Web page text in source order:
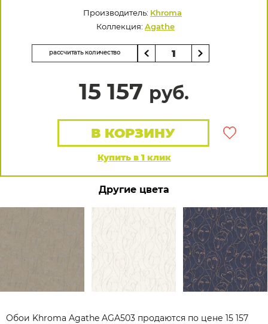
Производитель: Khroma
Коллекция: Agathe
рассчитать количество
15 157 руб.
Купить в 1 клик
В КОРЗИНУ
Другие цвета
Обои Khroma Agathe AGA503 продаются по цене 15 157